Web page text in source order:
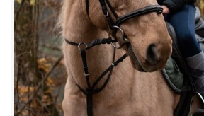
DĚKUJEME MĚSTU RYCHVALD ZA
NABÍZÍME BRIGÁDU U NÁS VE STÁJI.
VOLEJTE 604265192